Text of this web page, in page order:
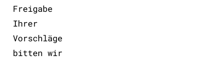
Freigabe
Ihrer
Vorschläge
bitten wir